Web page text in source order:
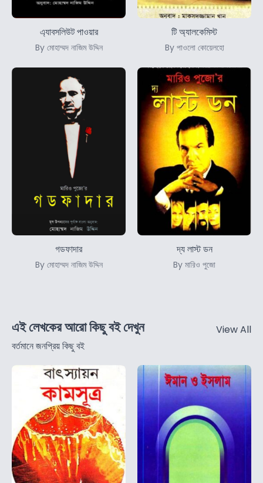
এ্যাবসলিউট পাওয়ার
By মোহাম্মদ নাজিম উদ্দিন
টি অ্যালকেমিস্ট
By পাওলো কোয়েলহো
গডফাদার
By মোহাম্মদ নাজিম উদ্দিন
দ্য লাস্ট ডন
By মারিও পুজো
এই লেখকের আরো কিছু বই দেখুন
বর্তমানে জনপ্রিয় কিছু বই
View All